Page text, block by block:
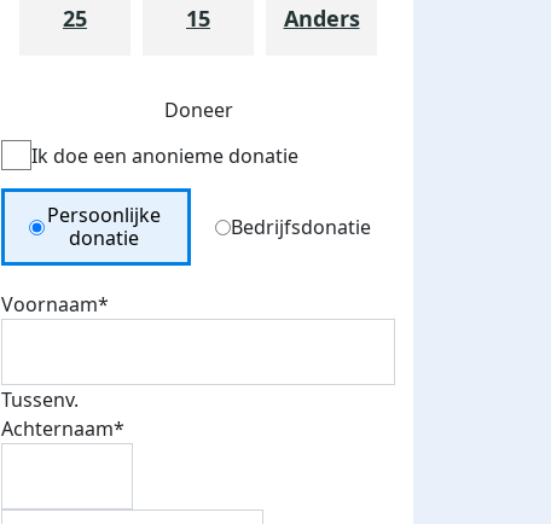
25 15 Anders
Doneer
Ik doe een anonieme donatie
Donation Type
Persoonlijke
donatie
Bedrijfsdonatie
Voornaam*
Tussenv.
Achternaam*